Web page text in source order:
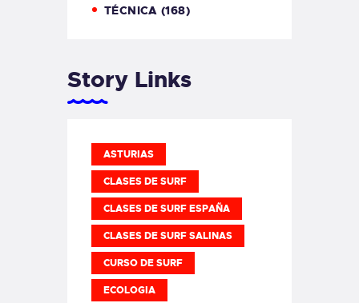
TÉCNICA (168)
Story Links
ASTURIAS
CLASES DE SURF
CLASES DE SURF ESPAÑA
CLASES DE SURF SALINAS
CURSO DE SURF
ECOLOGIA